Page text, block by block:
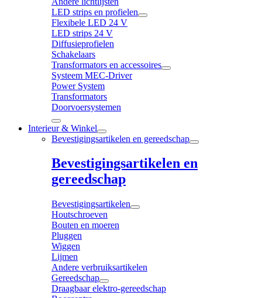
LED strips en profielen
Flexibele LED 24 V
LED strips 24 V
Diffusieprofielen
Schakelaars
Transformators en accessoires
Systeem MEC-Driver
Power System
Transformators
Doorvoersystemen
Interieur & Winkel
Bevestigingsartikelen en gereedschap
Bevestigingsartikelen en
gereedschap
Bevestigingsartikelen
Houtschroeven
Bouten en moeren
Pluggen
Wiggen
Lijmen
Andere verbruiksartikelen
Gereedschap
Draagbaar elektro-gereedschap